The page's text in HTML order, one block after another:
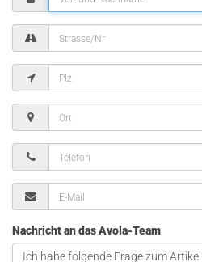
Nachricht an das Avola-Team